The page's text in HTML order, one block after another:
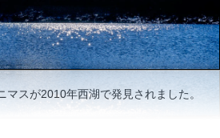
スが2010年西湖で発見されました。